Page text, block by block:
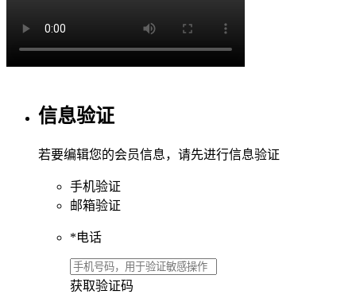
信息验证
若要编辑您的会员信息，请先进行信息验证
手机验证
邮箱验证
*电话
获取验证码